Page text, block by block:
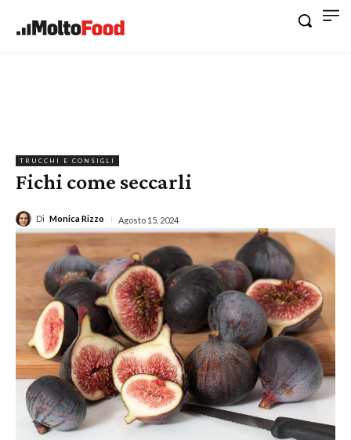
TRUCCHI E CONSIGLI
Fichi come seccarli
Di Monica Rizzo Agosto 15, 2024